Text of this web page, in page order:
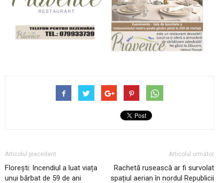
Articolul precedent
Florești: Incendiul a luat viața
unui bărbat de 59 de ani
Articolul următor
Rachetă rusească ar fi survolat
spațiul aerian în nordul Republicii